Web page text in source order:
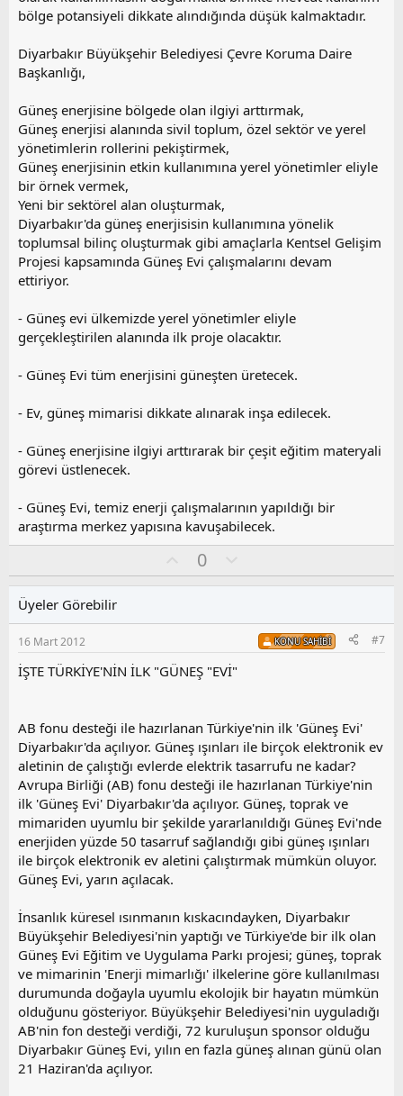
bölge potansiyeli dikkate alındığında düşük kalmaktadır.
Diyarbakır Büyükşehir Belediyesi Çevre Koruma Daire
Başkanlığı,
Güneş enerjisine bölgede olan ilgiyi arttırmak,
Güneş enerjisi alanında sivil toplum, özel sektör ve yerel
yönetimlerin rollerini pekiştirmek,
Güneş enerjisinin etkin kullanımına yerel yönetimler eliyle
bir örnek vermek,
Yeni bir sektörel alan oluşturmak,
Diyarbakır'da güneş enerjisisin kullanımına yönelik
toplumsal bilinç oluşturmak gibi amaçlarla Kentsel Gelişim
Projesi kapsamında Güneş Evi çalışmalarını devam
ettiriyor.
- Güneş evi ülkemizde yerel yönetimler eliyle
gerçekleştirilen alanında ilk proje olacaktır.
- Güneş Evi tüm enerjisini güneşten üretecek.
- Ev, güneş mimarisi dikkate alınarak inşa edilecek.
- Güneş enerjisine ilgiyi arttırarak bir çeşit eğitim materyali
görevi üstlenecek.
- Güneş Evi, temiz enerji çalışmalarının yapıldığı bir
araştırma merkez yapısına kavuşabilecek.
y
0
l
s
u
l
a
Üyeler Görebilir
16 Mart 2012 KONU SAHIBI #7
İŞTE TÜRKİYE'NİN İLK "GÜNEŞ "EVİ"
AB fonu desteği ile hazırlanan Türkiye'nin ilk 'Güneş Evi'
Diyarbakır'da açılıyor. Güneş ışınları ile birçok elektronik ev
aletinin de çalıştığı evlerde elektrik tasarrufu ne kadar?
Avrupa Birliği (AB) fonu desteği ile hazırlanan Türkiye'nin
ilk 'Güneş Evi' Diyarbakır'da açılıyor. Güneş, toprak ve
mimariden uyumlu bir şekilde yararlanıldığı Güneş Evi'nde
enerjiden yüzde 50 tasarruf sağlandığı gibi güneş ışınları
ile birçok elektronik ev aletini çalıştırmak mümkün oluyor.
Güneş Evi, yarın açılacak.
İnsanlık küresel ısınmanın kıskacındayken, Diyarbakır
Büyükşehir Belediyesi'nin yaptığı ve Türkiye'de bir ilk olan
Güneş Evi Eğitim ve Uygulama Parkı projesi; güneş, toprak
ve mimarinin 'Enerji mimarlığı' ilkelerine göre kullanılması
durumunda doğayla uyumlu ekolojik bir hayatın mümkün
olduğunu gösteriyor. Büyükşehir Belediyesi'nin uyguladığı
AB'nin fon desteği verdiği, 72 kuruluşun sponsor olduğu
Diyarbakır Güneş Evi, yılın en fazla güneş alınan günü olan
21 Haziran'da açılıyor.